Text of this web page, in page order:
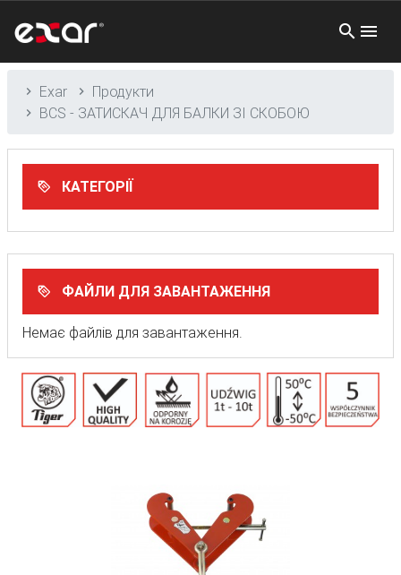
Exar
Продукти
BCS - ЗАТИСКАЧ ДЛЯ БАЛКИ ЗІ СКОБОЮ
КАТЕГОРІЇ
ФАЙЛИ ДЛЯ ЗАВАНТАЖЕННЯ
Немає файлів для завантаження.